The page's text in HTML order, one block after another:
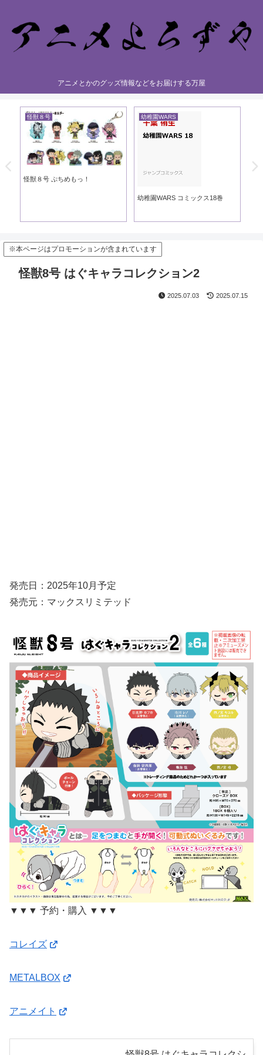
アニメとかのグッズ情報などをお届けする万屋
怪獣８号
怪獣８号 ぷちめもっ！
幼稚園WARS
幼稚園WARS コミックス18巻
※本ページはプロモーションが含まれています
怪獣8号 はぐキャラコレクション2
2025.07.03 2025.07.15
発売日：2025年10月予定
発売元：マックスリミテッド
▼▼▼ 予約・購入 ▼▼▼
コレイズ
METALBOX
アニメイト